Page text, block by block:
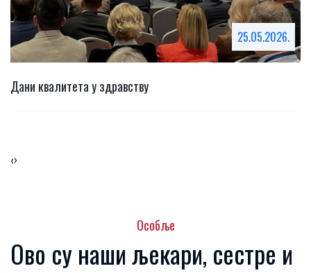
25.05.2026.
Дани квалитета у здравству
‹›
Особље
Ово су наши љекари, сестре и